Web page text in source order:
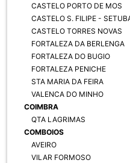
CASTELO PORTO DE MOS
CASTELO S. FILIPE -
CASTELO TORRES NOVAS
FORTALEZA DA BERLENGA
FORTALEZA DO BUGIO
FORTALEZA PENICHE
STA MARIA DA FEIRA
VALENCA DO MINHO
COIMBRA
QTA LAGRIMAS
COMBOIOS
AVEIRO
VILAR FORMOSO